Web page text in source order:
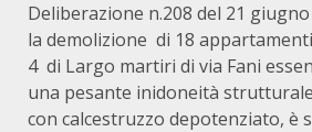
Deliberazione n.208 del 21
la demolizione di 18
4 di Largo martiri di via Fani
una pesante inidoneità
con calcestruzzo depotenziato, è